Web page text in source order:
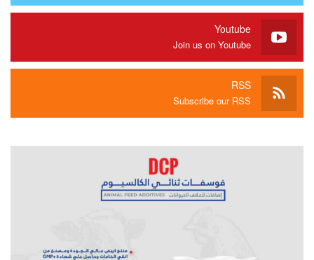
Youtube
Join us on Youtube
RSS
Subscribe our RSS